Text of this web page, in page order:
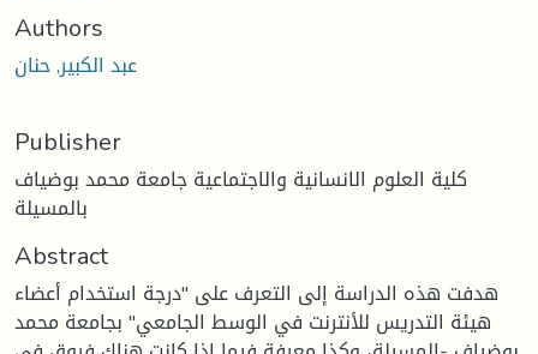
Authors
عبد الكبير, حنان
Publisher
كلية العلوم الانسانية والاجتماعية جامعة محمد بوضياف
بالمسيلة
Abstract
هدفت هذه الدراسة إلى التعرف على "درجة استخدام أعضاء
هيئة التدريس للأنترنت في الوسط الجامعي" بجامعة محمد